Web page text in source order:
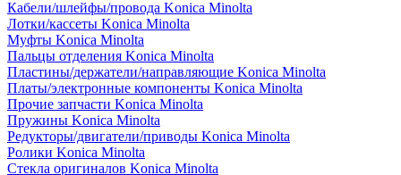
Кабели/шлейфы/провода Konica Minolta
Лотки/кассеты Konica Minolta
Муфты Konica Minolta
Пальцы отделения Konica Minolta
Пластины/держатели/направляющие Konica Minolta
Платы/электронные компоненты Konica Minolta
Прочие запчасти Konica Minolta
Пружины Konica Minolta
Редукторы/двигатели/приводы Konica Minolta
Ролики Konica Minolta
Стекла оригиналов Konica Minolta